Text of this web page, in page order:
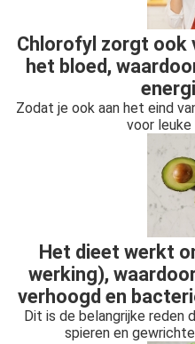
Chlorofyl zorgt ook
het bloed,
Zodat je ook aan het eind
voor leuke
Het dieet werkt
werking),
verhoogd en
Dit is de belangrijke reden
spieren en